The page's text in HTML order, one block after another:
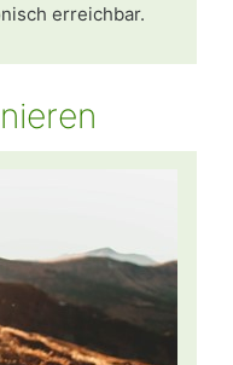
erreichbar.